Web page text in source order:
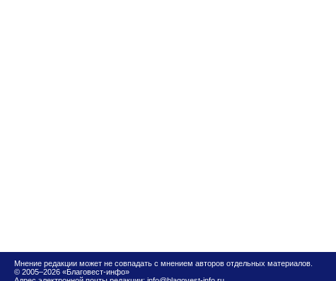
Мнение редакции может не совпадать с мнением авторов отдельных материалов.
© 2005–2026 «Благовест-инфо»